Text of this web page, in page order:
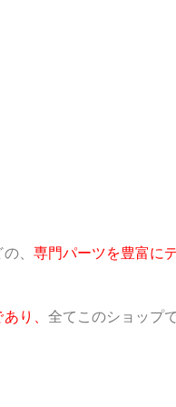
、 専門パーツを豊富に
り、 全てこのショップ